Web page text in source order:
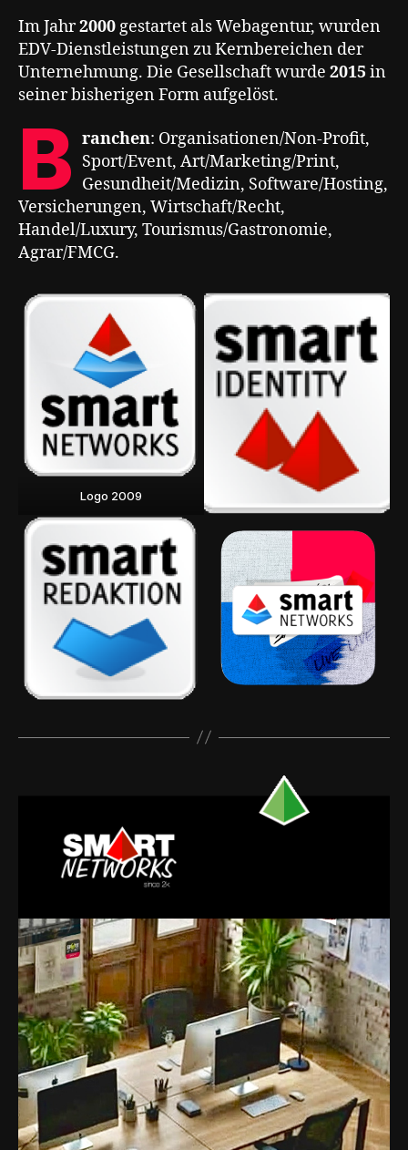
Im Jahr2000gestartet als Webagentur, wurden
EDV-Dienstleistungen zu Kernbereichen der
Unternehmung. Die Gesellschaft wurde 2015 in
seiner bisherigen Form aufgelöst.
B ranchen: Organisationen/Non-Profit,
Sport/Event, Art/Marketing/Print,
Gesundheit/Medizin, Software/Hosting,
Versicherungen, Wirtschaft/Recht,
Handel/Luxury, Tourismus/Gastronomie,
Agrar/FMCG.
Logo 2009